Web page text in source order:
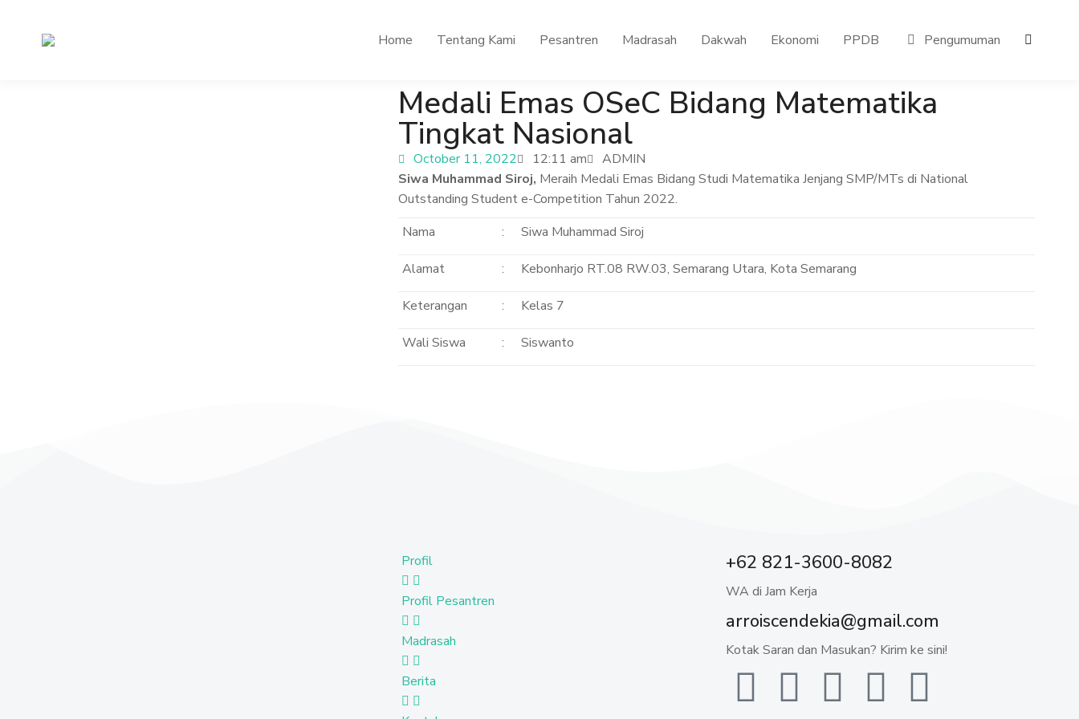
Home Tentang Kami Pesantren Madrasah Dakwah Ekonomi PPDB Pengumuman
Medali Emas OSeC Bidang Matematika
Tingkat Nasional
October 11, 2022 12:11 am
ADMIN
Siwa Muhammad Siroj, Meraih Medali Emas Bidang Studi Matematika Jenjang SMP/MTs di National
Outstanding Student e-Competition Tahun 2022.
Nama
: Siwa Muhammad Siroj
Alamat : Kebonharjo RT.08 RW.03, Semarang Utara, Kota Semarang
Keterangan : Kelas 7
Wali Siswa : Siswanto
Profil
Profil Pesantren
Madrasah
Berita
+62 821-3600-8082
WA di Jam Kerja
arroiscendekia@gmail.com
Kotak Saran dan Masukan? Kirim ke sini!